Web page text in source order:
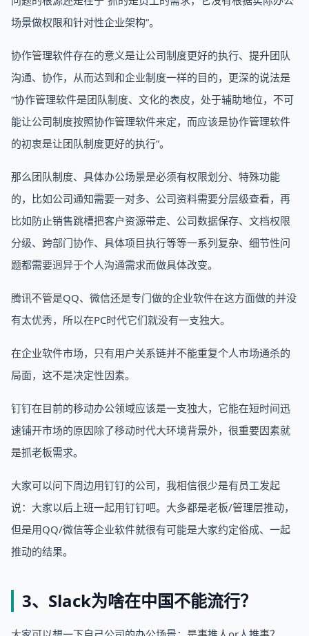
场景做权限和针对性企业架构”。
协作管理软件存在的意义是让公司制度更好的执行、提升团队
沟通、协作，从而达到和企业制度一样的目的，更深的说法是
“协作管理软件是团队制度、文化的表皮，处于辅助地位，不可
能让公司制度按照协作管理软件来定，而应该是协作管理软件
的初衷是让团队制度更好的执行”。
那么团队制度、具体办公场景是必须有权限划分、特殊功能
的，比如公司通知需要一对多、公司资料需要分层级查看，再
比如防止销售跳槽把客户资源带走、公司数据保存、文档权限
分级、跨部门协作、具体项目执行等等一系列复杂、细节性问
题都需要迥异于个人沟通需求而做具体改变。
腾讯不管是QQ、微信还是专门做的企业软件在这方面做的并没
有太优秀，所以在PC时代它们就没有一支独大。
在企业软件市场，只有用户关系链并不能重复个人市场通杀的
局面，这不是决定性因素。
钉钉在目前的移动办公领域应该是一支独大，它能在短时间迅
速铺开市场的原因除了移动时代大环境背景外，很重要因素就
是抓老板需求。
大家可以问下周边用钉钉的公司，我相信很少是有员工发起
说：大家以后上班一起用钉钉吧。大多都是老板/管理层推动，
但是用QQ/微信等企业软件就很有可能是大家约定俗成、一起
推动的结果。
3、Slack为啥在中国不能流行？